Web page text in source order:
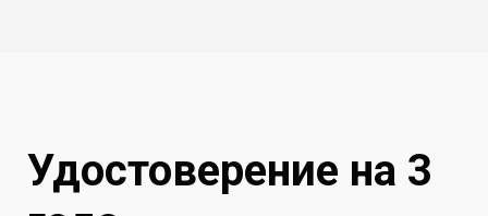
Удостоверение на 3